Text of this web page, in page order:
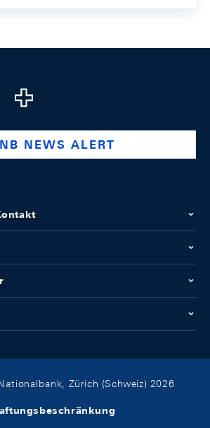
company/swiss-national-
www.youtube.com/@swissnationalbank
NEWS ALERT
Zürich (Schweiz) 2026